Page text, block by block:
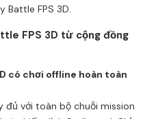
Battle FPS 3D.
FPS 3D từ cộng đồng
có chơi offline hoàn toàn
với toàn bộ chuỗi mission